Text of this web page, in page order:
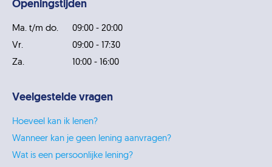
Openingstijden
Ma. t/m do.
09:00 - 20:00
Vr.
09:00 - 17:30
Za.
10:00 - 16:00
Veelgestelde vragen
Hoeveel kan ik lenen?
Wanneer kan je geen lening aanvragen?
Wat is een persoonlijke lening?